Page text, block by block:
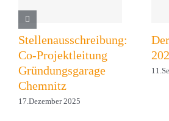
Stellenausschreibung:
Co-Projektleitung
Gründungsgarage
Chemnitz
17.Dezember 2025